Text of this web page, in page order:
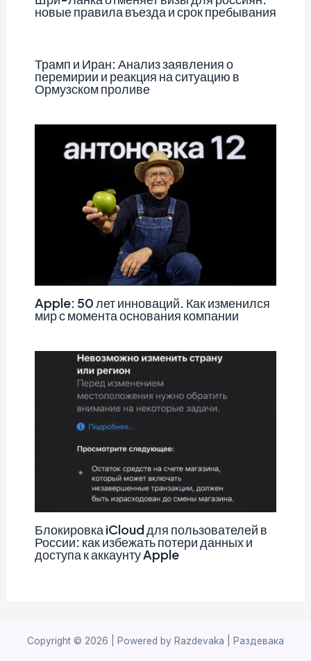
новые правила въезда и срок пребывания
Трамп и Иран: Анализ заявления о
перемирии и реакция на ситуацию в
Ормузском проливе
Apple: 50 лет инноваций. Как изменился
мир с момента основания компании
Блокировка iCloud для пользователей в
России: как избежать потери данных и
доступа к аккаунту Apple
Copyright © 2026 | Powered by Razdevaka | Раздевака